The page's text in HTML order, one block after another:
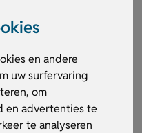
en andere
uw surfervaring
om
en advertenties te
te analyseren